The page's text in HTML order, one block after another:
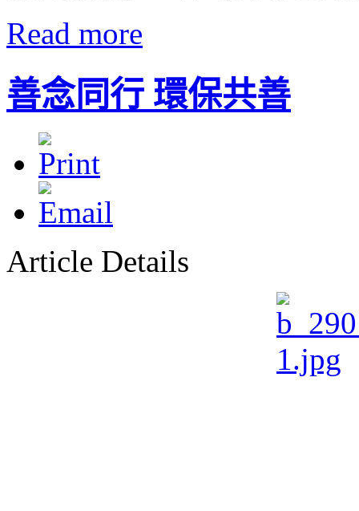
Read more
善念同行 環保共善
Article Details